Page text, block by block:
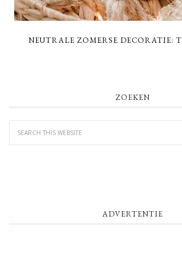
NEUTRALE ZOMERSE DECORATIE:
ZOEKEN
ADVERTENTIE